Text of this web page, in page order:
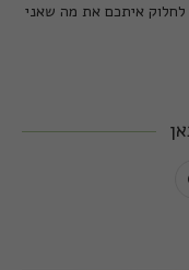
איתכם את מה שאני